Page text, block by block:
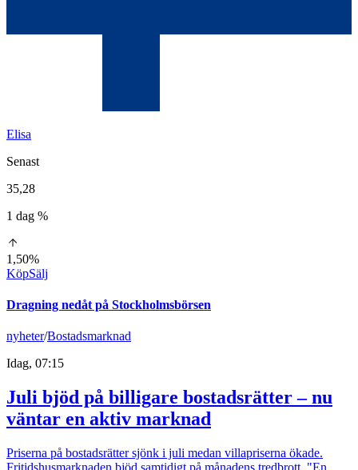
Elisa
Senast
35,28
1 dag %
1,50%
KöpSälj
Dragning nedåt på Stockholmsbörsen
nyheter/Bostadsmarknad
Idag, 07:15
Juli bjöd på billigare bostadsrätter – nu
väntar en aktiv marknad
Priserna på bostadsrätter sjönk i juli medan villapriserna ökade.